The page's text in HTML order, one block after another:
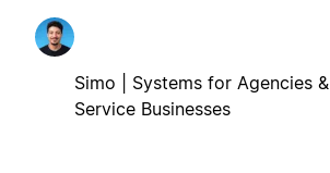
Simo | Systems for Agencies &
Service Businesses